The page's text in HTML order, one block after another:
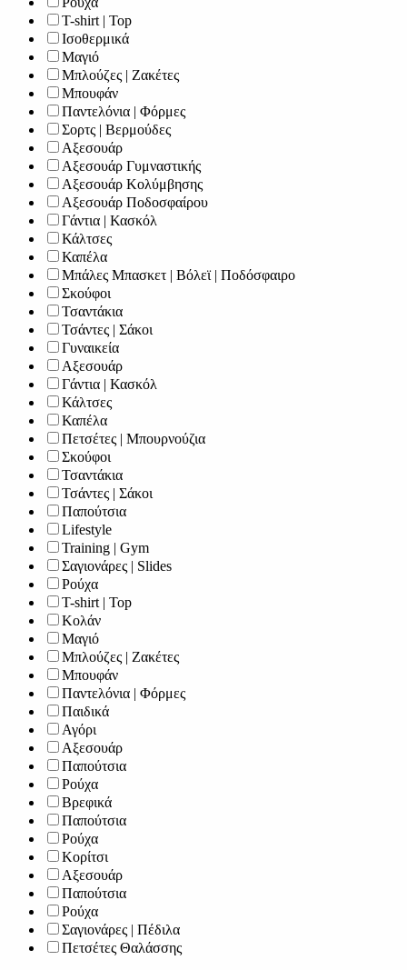
T-shirt | Top
Ισοθερμικά
Μαγιό
Μπλούζες | Ζακέτες
Μπουφάν
Παντελόνια | Φόρμες
Σορτς | Βερμούδες
Αξεσουάρ
Αξεσουάρ Γυμναστικής
Αξεσουάρ Κολύμβησης
Αξεσουάρ Ποδοσφαίρου
Γάντια | Κασκόλ
Κάλτσες
Καπέλα
Μπάλες Μπασκετ | Βόλεϊ | Ποδόσφαιρο
Σκούφοι
Τσαντάκια
Τσάντες | Σάκοι
Γυναικεία
Αξεσουάρ
Γάντια | Κασκόλ
Κάλτσες
Καπέλα
Πετσέτες | Μπουρνούζια
Σκούφοι
Τσαντάκια
Τσάντες | Σάκοι
Παπούτσια
Lifestyle
Training | Gym
Σαγιονάρες | Slides
Ρούχα
T-shirt | Top
Κολάν
Μαγιό
Μπλούζες | Ζακέτες
Μπουφάν
Παντελόνια | Φόρμες
Παιδικά
Αγόρι
Αξεσουάρ
Παπούτσια
Ρούχα
Βρεφικά
Παπούτσια
Ρούχα
Κορίτσι
Αξεσουάρ
Παπούτσια
Ρούχα
Σαγιονάρες | Πέδιλα
Πετσέτες Θαλάσσης